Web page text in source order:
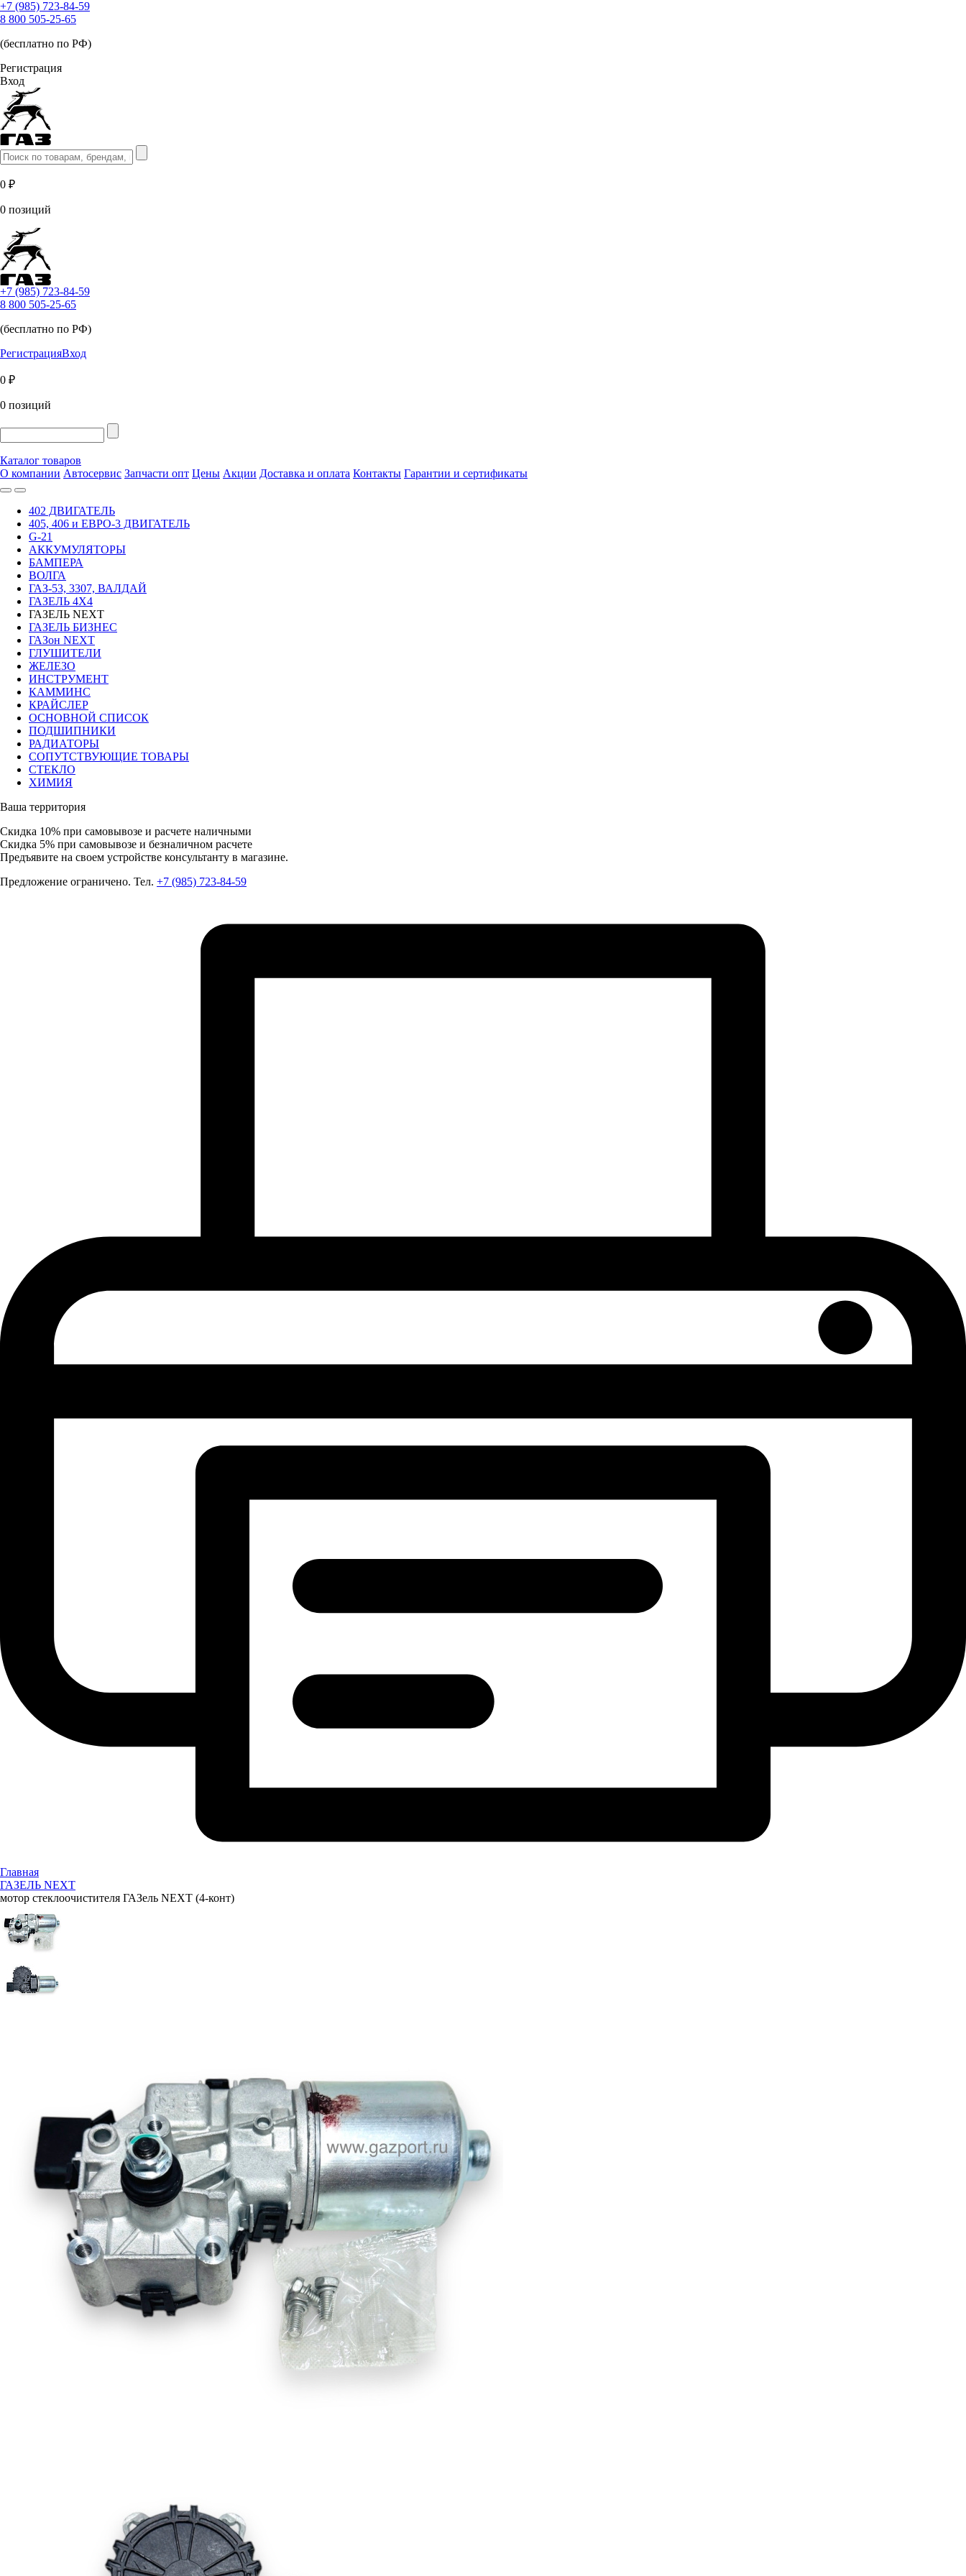
+7 (985) 723-84-59
8 800 505-25-65
(бесплатно по РФ)
Регистрация
Вход
0 ₽
0 позиций
+7 (985) 723-84-59
8 800 505-25-65
(бесплатно по РФ)
РегистрацияВход
0 ₽
0 позиций
Каталог товаров
О компании Автосервис Запчасти опт Цены Акции Доставка и оплата Контакты Гарантии и сертификаты
402 ДВИГАТЕЛЬ
405, 406 и ЕВРО-3 ДВИГАТЕЛЬ
G-21
АККУМУЛЯТОРЫ
БАМПЕРА
ВОЛГА
ГАЗ-53, 3307, ВАЛДАЙ
ГАЗЕЛЬ 4Х4
ГАЗЕЛЬ NEXT
ГАЗЕЛЬ БИЗНЕС
ГАЗон NEXT
ГЛУШИТЕЛИ
ЖЕЛЕЗО
ИНСТРУМЕНТ
КАММИНС
КРАЙСЛЕР
ОСНОВНОЙ СПИСОК
ПОДШИПНИКИ
РАДИАТОРЫ
СОПУТСТВУЮЩИЕ ТОВАРЫ
СТЕКЛО
ХИМИЯ
Ваша территория
Скидка 10% при самовывозе и расчете наличными
Скидка 5% при самовывозе и безналичном расчете
Предъявите на своем устройстве консультанту в магазине.
Предложение ограничено. Тел. +7 (985) 723-84-59
Главная
ГАЗЕЛЬ NEXT
мотор стеклоочистителя ГАЗель NEXT (4-конт)